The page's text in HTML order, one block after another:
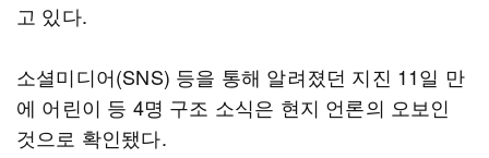
고 있다.
소셜미디어(SNS) 등을 통해 알려졌던 지진 11일 만
에 어린이 등 4명 구조 소식은 현지 언론의 오보인
것으로 확인됐다.